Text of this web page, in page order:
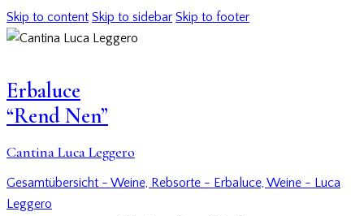
Skip to content Skip to sidebar Skip to footer
Erbaluce
“Rend Nen”
Cantina Luca Leggero
Gesamtübersicht - Weine, Rebsorte - Erbaluce, Weine - Luca
Leggero